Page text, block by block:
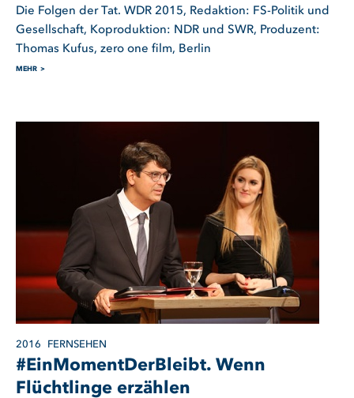
Die Folgen der Tat. WDR 2015, Redaktion: FS-Politik und
Gesellschaft, Koproduktion: NDR und SWR, Produzent:
Thomas Kufus, zero one film, Berlin
MEHR
2016 FERNSEHEN
#EinMomentDerBleibt. Wenn
Flüchtlinge erzählen